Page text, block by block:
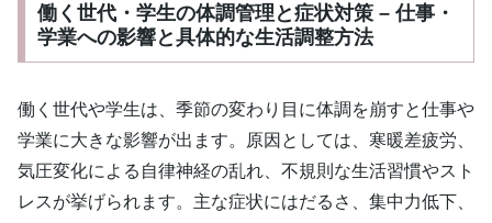
働く世代・学生の体調管理と症状対策 – 仕事・
学業への影響と具体的な生活調整方法
働く世代や学生は、季節の変わり目に体調を崩すと仕事や
学業に大きな影響が出ます。原因としては、寒暖差疲労、
気圧変化による自律神経の乱れ、不規則な生活習慣やスト
レスが挙げられます。主な症状にはだるさ、集中力低下、